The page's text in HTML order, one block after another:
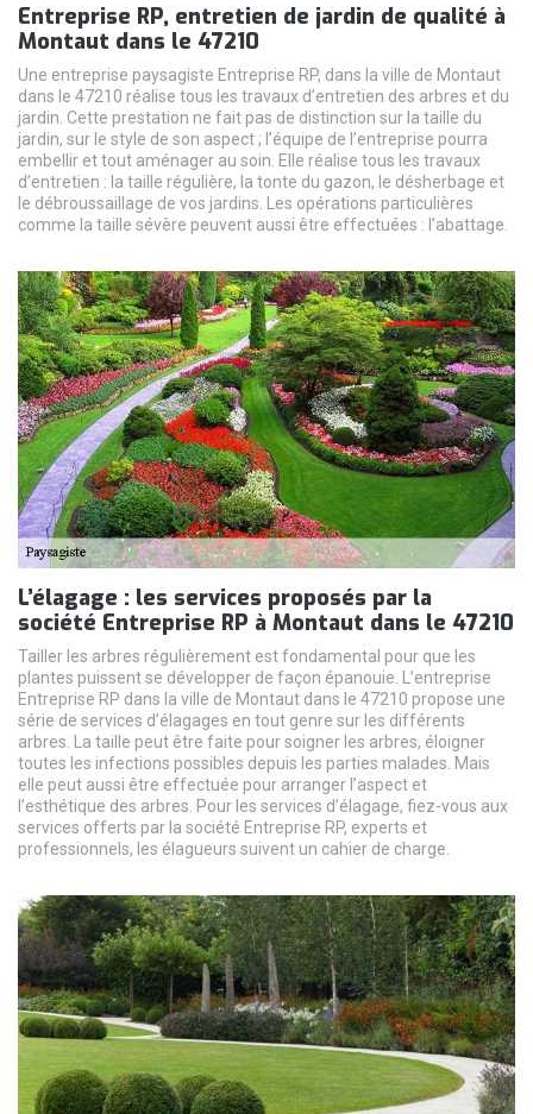
Entreprise RP, entretien de jardin de qualité à
Montaut dans le 47210
Une entreprise paysagiste Entreprise RP, dans la ville de Montaut
dans le 47210 réalise tous les travaux d’entretien des arbres et du
jardin. Cette prestation ne fait pas de distinction sur la taille du
jardin, sur le style de son aspect ; l’équipe de l’entreprise pourra
embellir et tout aménager au soin. Elle réalise tous les travaux
d’entretien : la taille régulière, la tonte du gazon, le désherbage et
le débroussaillage de vos jardins. Les opérations particulières
comme la taille sévère peuvent aussi être effectuées : l’abattage.
L’élagage : les services proposés par la
société Entreprise RP à Montaut dans le 47210
Tailler les arbres régulièrement est fondamental pour que les
plantes puissent se développer de façon épanouie. L’entreprise
Entreprise RP dans la ville de Montaut dans le 47210 propose une
série de services d’élagages en tout genre sur les différents
arbres. La taille peut être faite pour soigner les arbres, éloigner
toutes les infections possibles depuis les parties malades. Mais
elle peut aussi être effectuée pour arranger l’aspect et
l’esthétique des arbres. Pour les services d’élagage, fiez-vous aux
services offerts par la société Entreprise RP, experts et
professionnels, les élagueurs suivent un cahier de charge.